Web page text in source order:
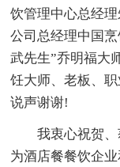
饮管理中心总经
公司总经理中国
武先生”乔明福大
饪大师、老板、
说声谢谢!
我衷心祝贺
为酒店餐餐饮企